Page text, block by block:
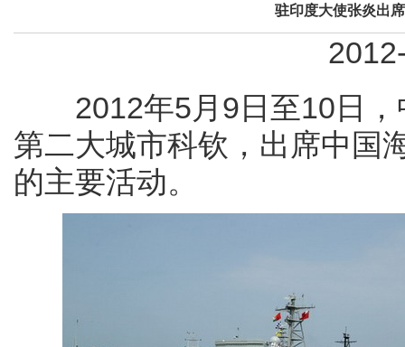
驻印度大使张炎出
2012年5月9日至10日，
第二大城市科钦，出席中国
的主要活动。